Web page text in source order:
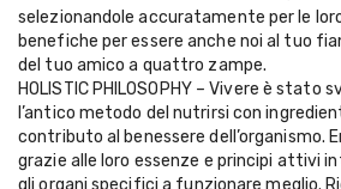
selezionandole accuratamente per le
benefiche per essere anche noi al tuo
del tuo amico a quattro zampe.
HOLISTIC PHILOSOPHY – Vivere è stato
l’antico metodo del nutrirsi con
contributo al benessere dell’organismo.
grazie alle loro essenze e principi attivi